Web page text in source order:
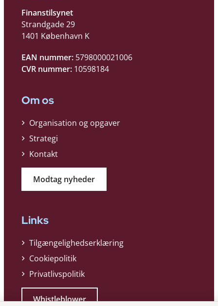
Finanstilsynet
Strandgade 29
1401 København K
EAN nummer: 5798000021006
CVR nummer: 10598184
Om os
Organisation og opgaver
Strategi
Kontakt
Modtag nyheder
Links
Tilgængelighedserklæring
Cookiepolitik
Privatlivspolitik
Whistleblower